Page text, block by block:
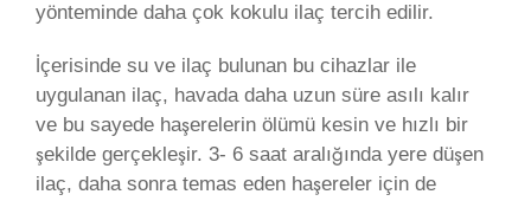
yönteminde daha çok kokulu ilaç tercih edilir.
İçerisinde su ve ilaç bulunan bu cihazlar ile
uygulanan ilaç, havada daha uzun süre asılı kalır
ve bu sayede haşerelerin ölümü kesin ve hızlı bir
şekilde gerçekleşir. 3- 6 saat aralığında yere düşen
ilaç, daha sonra temas eden haşereler için de